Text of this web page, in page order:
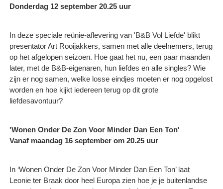
Donderdag 12 september 20.25 uur
In deze speciale reünie-aflevering van 'B&B Vol Liefde' blikt
presentator Art Rooijakkers, samen met alle deelnemers, terug
op het afgelopen seizoen. Hoe gaat het nu, een paar maanden
later, met de B&B-eigenaren, hun liefdes en alle singles? Wie
zijn er nog samen, welke losse eindjes moeten er nog opgelost
worden en hoe kijkt iedereen terug op dit grote
liefdesavontuur?
'Wonen Onder De Zon Voor Minder Dan Een Ton'
Vanaf maandag 16 september om 20.25 uur
In ‘Wonen Onder De Zon Voor Minder Dan Een Ton’ laat
Leonie ter Braak door heel Europa zien hoe je je buitenlandse